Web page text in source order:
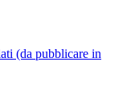
(da pubblicare in